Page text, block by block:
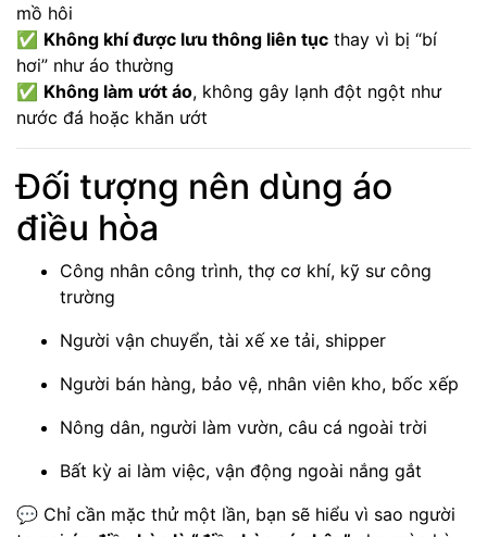
mồ hôi
✅ Không khí được lưu thông liên tục thay vì bị “bí
hơi” như áo thường
✅ Không làm ướt áo, không gây lạnh đột ngột như
nước đá hoặc khăn ướt
Đối tượng nên dùng áo
điều hòa
Công nhân công trình, thợ cơ khí, kỹ sư công
trường
Người vận chuyển, tài xế xe tải, shipper
Người bán hàng, bảo vệ, nhân viên kho, bốc xếp
Nông dân, người làm vườn, câu cá ngoài trời
Bất kỳ ai làm việc, vận động ngoài nắng gắt
💬 Chỉ cần mặc thử một lần, bạn sẽ hiểu vì sao người